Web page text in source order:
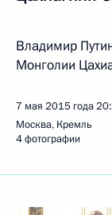
Владимир
Монголии
7 мая 2015 года
Москва, Кремль
4 фотографии